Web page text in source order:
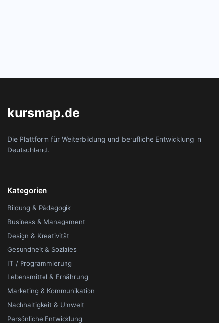
kursmap.de
Die Plattform für Weiterbildung und berufliche Entwicklung in
Deutschland.
Kategorien
Bildung & Pädagogik
Business & Management
Design & Kreativität
Gesundheit & Soziales
IT / Programmierung
Lebensmittel & Ernährung
Marketing & Kommunikation
Nachhaltigkeit & Umwelt
Persönliche Entwicklung